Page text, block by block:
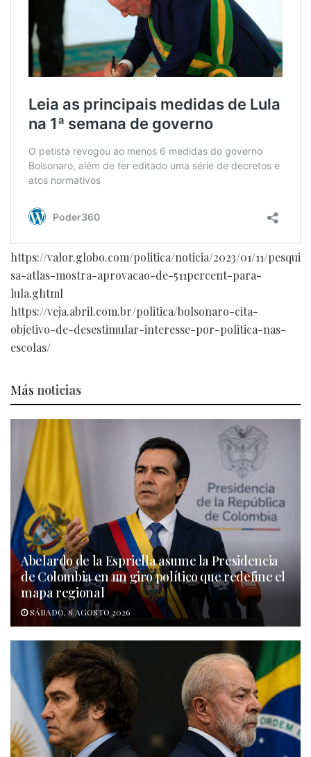
https://valor.globo.com/politica/noticia/2023/01/11/pesqui
sa-atlas-mostra-aprovacao-de-511percent-para-
lula.ghtml
https://veja.abril.com.br/politica/bolsonaro-cita-
objetivo-de-desestimular-interesse-por-politica-nas-
escolas/
Más noticias
Abelardo de la Espriella asume la Presidencia
de Colombia en un giro político que redefine el
mapa regional
SÁBADO, 8 AGOSTO 2026